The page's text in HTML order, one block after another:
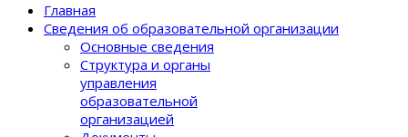
Главная
Сведения об образовательной организации
Основные сведения
Структура и органы
управления
образовательной
организацией